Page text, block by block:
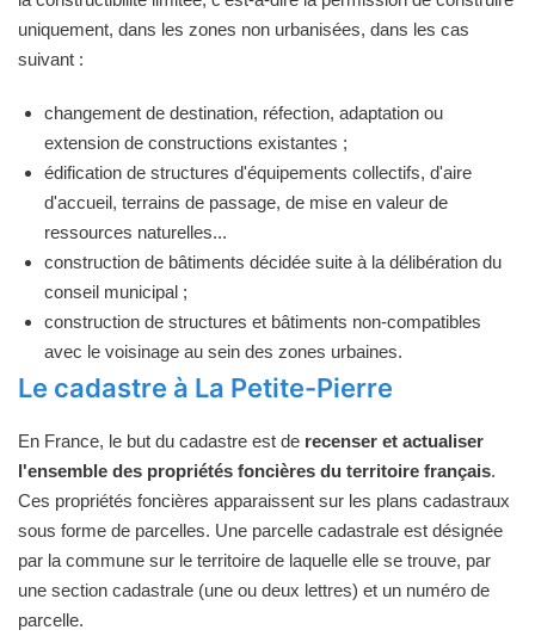
uniquement, dans les zones non urbanisées, dans les cas
suivant :
changement de destination, réfection, adaptation ou
extension de constructions existantes ;
édification de structures d'équipements collectifs, d'aire
d'accueil, terrains de passage, de mise en valeur de
ressources naturelles...
construction de bâtiments décidée suite à la délibération du
conseil municipal ;
construction de structures et bâtiments non-compatibles
avec le voisinage au sein des zones urbaines.
Le cadastre à La Petite-Pierre
En France, le but du cadastre est de recenser et actualiser
l'ensemble des propriétés foncières du territoire français.
Ces propriétés foncières apparaissent sur les plans cadastraux
sous forme de parcelles. Une parcelle cadastrale est désignée
par la commune sur le territoire de laquelle elle se trouve, par
une section cadastrale (une ou deux lettres) et un numéro de
parcelle.